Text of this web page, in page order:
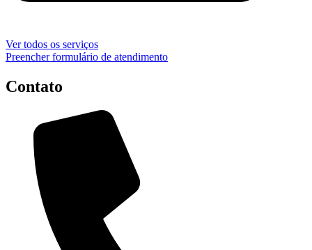
Ver todos os serviços
Preencher formulário de atendimento
Contato